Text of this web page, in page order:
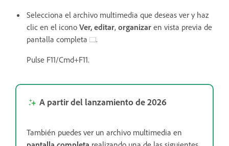
Selecciona el archivo multimedia que deseas ver y haz
clic en el icono Ver, editar, organizar en vista previa de
pantalla completa
.
Pulse F11/Cmd+F11.
A partir del lanzamiento de 2026
También puedes ver un archivo multimedia en